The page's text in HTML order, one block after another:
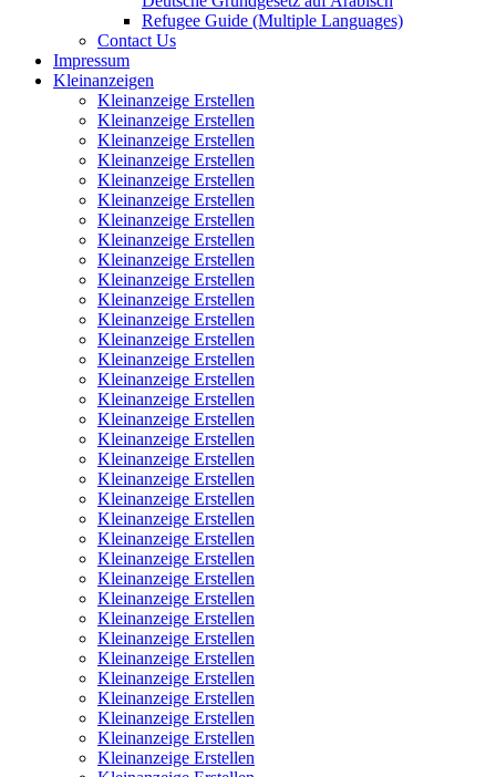
Refugee Guide (Multiple Languages)
Contact Us
Impressum
Kleinanzeigen
Kleinanzeige Erstellen
Kleinanzeige Erstellen
Kleinanzeige Erstellen
Kleinanzeige Erstellen
Kleinanzeige Erstellen
Kleinanzeige Erstellen
Kleinanzeige Erstellen
Kleinanzeige Erstellen
Kleinanzeige Erstellen
Kleinanzeige Erstellen
Kleinanzeige Erstellen
Kleinanzeige Erstellen
Kleinanzeige Erstellen
Kleinanzeige Erstellen
Kleinanzeige Erstellen
Kleinanzeige Erstellen
Kleinanzeige Erstellen
Kleinanzeige Erstellen
Kleinanzeige Erstellen
Kleinanzeige Erstellen
Kleinanzeige Erstellen
Kleinanzeige Erstellen
Kleinanzeige Erstellen
Kleinanzeige Erstellen
Kleinanzeige Erstellen
Kleinanzeige Erstellen
Kleinanzeige Erstellen
Kleinanzeige Erstellen
Kleinanzeige Erstellen
Kleinanzeige Erstellen
Kleinanzeige Erstellen
Kleinanzeige Erstellen
Kleinanzeige Erstellen
Kleinanzeige Erstellen